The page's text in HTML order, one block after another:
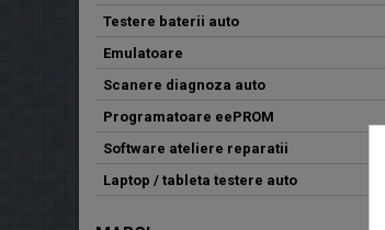
Testere baterii auto
Emulatoare
Scanere diagnoza auto
Programatoare eePROM
Software ateliere reparatii
Laptop / tableta testere auto